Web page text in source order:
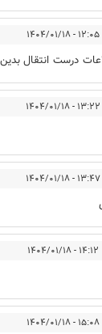
۱۲:۰۵ - ۱۴۰۴/۰۱/۱۸
درست انتقال بدین
۱۳:۲۲ - ۱۴۰۴/۰۱/۱۸
۱۳:۴۷ - ۱۴۰۴/۰۱/۱۸
۱۴:۱۲ - ۱۴۰۴/۰۱/۱۸
۱۵:۰۸ - ۱۴۰۴/۰۱/۱۸